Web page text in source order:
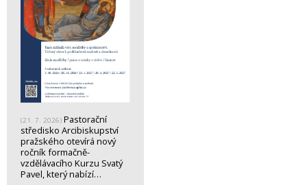
(21. 7. 2026) Pastorační
středisko Arcibiskupství
pražského otevírá nový
ročník formačně-
vzdělávacího Kurzu Svatý
Pavel, který nabízí…